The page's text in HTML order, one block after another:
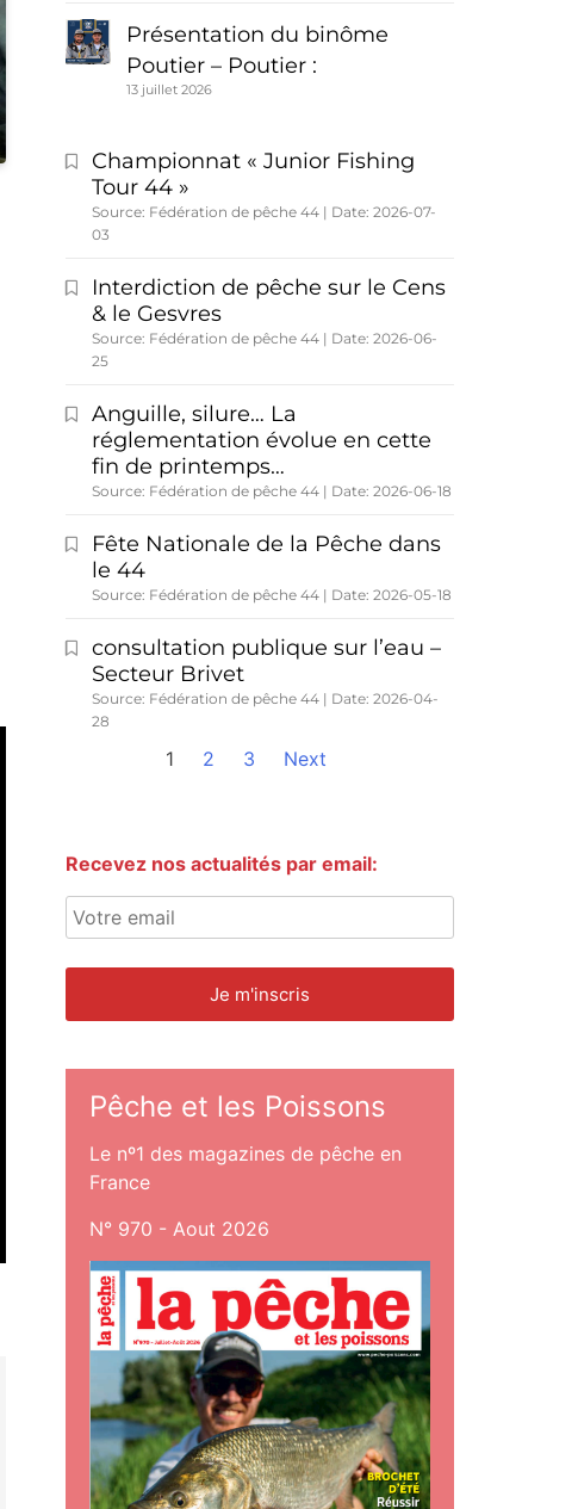
Présentation du binôme
Poutier – Poutier :
13 juillet 2026
Championnat « Junior Fishing
Tour 44 »
Source: Fédération de pêche 44
Date: 2026-07-
03
Interdiction de pêche sur le Cens
& le Gesvres
Source: Fédération de pêche 44
Date: 2026-06-
25
Anguille, silure… La
réglementation évolue en cette
fin de printemps…
Source: Fédération de pêche 44 Date: 2026-06-18
Fête Nationale de la Pêche dans
le 44
Source: Fédération de pêche 44 Date: 2026-05-18
consultation publique sur l’eau –
Secteur Brivet
Source: Fédération de pêche 44
Date: 2026-04-
28
1 2 3 Next
Recevez nos actualités par email:
Pêche et les Poissons
Le nº1 des magazines de pêche en
France
N° 970 - Aout 2026